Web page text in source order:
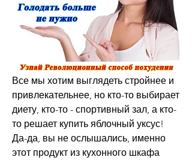
Все мы хотим выглядеть стройнее и
привлекательнее, но кто-то выбирает
диету, кто-то - спортивный зал, а кто-
то решает купить яблочный уксус!
Да-да, вы не ослышались, именно
этот продукт из кухонного шкафа